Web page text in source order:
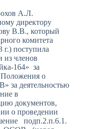
А.Л.
директору
В.В., который
комитета
поступила
из членов
164» за
о
за деятельностью
в
документов,
о проведении
подп.2.п.6.1.